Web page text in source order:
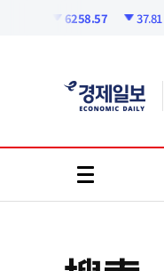
6258.57 37.81